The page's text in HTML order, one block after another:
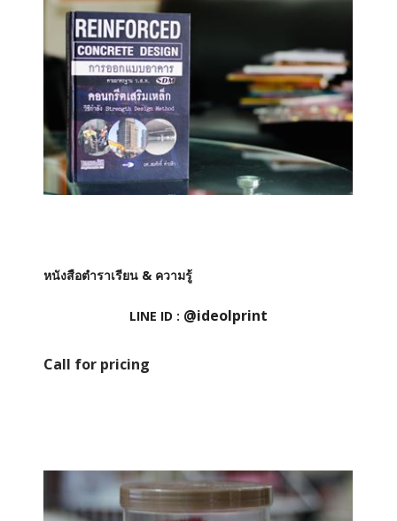
หนังสือตำราเรียน & ความรู้
LINE ID : @ideolprint
Call for pricing